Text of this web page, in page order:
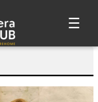
☰